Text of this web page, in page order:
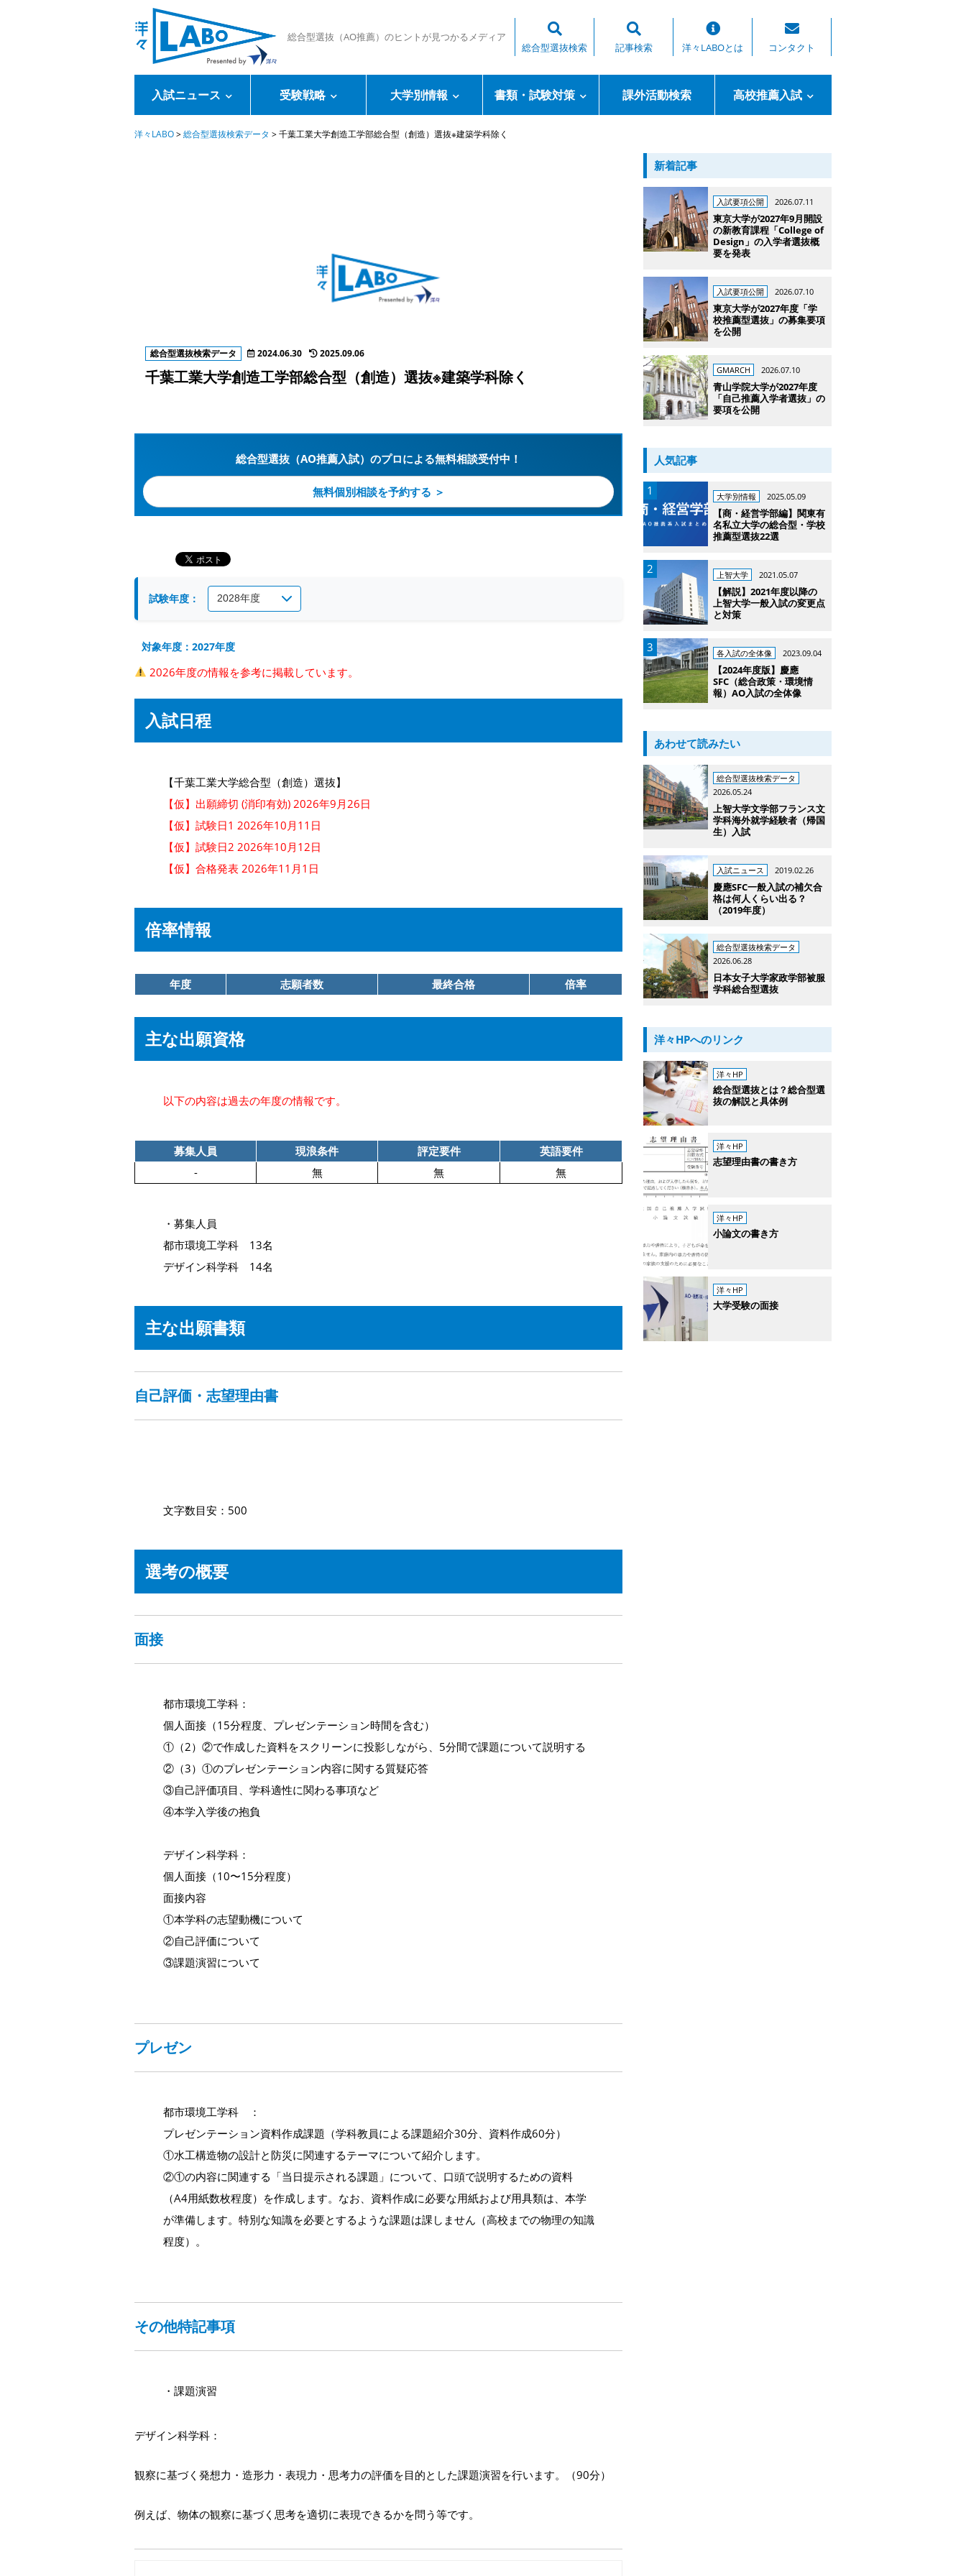
総合型選抜（AO推薦）のヒントが見つかるメディア
総合型選抜検索
記事検索 洋々LABOとは コンタクト
入試ニュース 受験戦略 大学別情報 書類・試験対策 課外活動検索 高校推薦入試
洋々LABO>総合型選抜検索データ >千葉工業大学創造工学部総合型（創造）選抜※建築学科除く
総合型選抜検索データ 2024.06.30 2025.09.06
千葉工業大学創造工学部総合型（創造）選抜※建築学科除く
総合型選抜（AO推薦入試）のプロによる無料相談受付中！
無料個別相談を予約する ＞
試験年度：
対象年度：2027年度
2026年度の情報を参考に掲載しています。
入試日程
【千葉工業大学総合型（創造）選抜】
【仮】出願締切 (消印有効) 2026年9月26日
【仮】試験日1 2026年10月11日
【仮】試験日2 2026年10月12日
【仮】合格発表 2026年11月1日
倍率情報
年度 志願者数 最終合格 倍率
主な出願資格
以下の内容は過去の年度の情報です。
募集人員 現浪条件 評定要件
英語要件
-
無 無 無
・募集人員
都市環境工学科 13名
デザイン科学科 14名
主な出願書類
自己評価・志望理由書
文字数目安：500
選考の概要
面接
都市環境工学科：
個人面接（15分程度、プレゼンテーション時間を含む）
①（2）②で作成した資料をスクリーンに投影しながら、5分間で課題について説明する
②（3）①のプレゼンテーション内容に関する質疑応答
③自己評価項目、学科適性に関わる事項など
④本学入学後の抱負
デザイン科学科：
個人面接（10〜15分程度）
面接内容
①本学科の志望動機について
②自己評価について
③課題演習について
プレゼン
都市環境工学科 ：
プレゼンテーション資料作成課題（学科教員による課題紹介30分、資料作成60分）
①水工構造物の設計と防災に関連するテーマについて紹介します。
②①の内容に関連する「当日提示される課題」について、口頭で説明するための資料
（A4用紙数枚程度）を作成します。なお、資料作成に必要な用紙および用具類は、本学
が準備します。特別な知識を必要とするような課題は課しません（高校までの物理の知識
程度）。
その他特記事項
・課題演習
デザイン科学科：
観察に基づく発想力・造形力・表現力・思考力の評価を目的とした課題演習を行います。（90分）
例えば、物体の観察に基づく思考を適切に表現できるかを問う等です。
新着記事
入試要項公開 2026.07.11
東京大学が2027年9月開設
の新教育課程「College of
Design」の入学者選抜概
要を発表
入試要項公開 2026.07.10
東京大学が2027年度「学
校推薦型選抜」の募集要項
を公開
GMARCH 2026.07.10
青山学院大学が2027年度
「自己推薦入学者選抜」の
要項を公開
人気記事
大学別情報 2025.05.09
【商・経営学部編】関東有
名私立大学の総合型・学校
推薦型選抜22選
上智大学 2021.05.07
【解説】2021年度以降の
上智大学一般入試の変更点
と対策
各入試の全体像 2023.09.04
【2024年度版】慶應
SFC（総合政策・環境情
報）AO入試の全体像
あわせて読みたい
総合型選抜検索データ
2026.05.24
上智大学文学部フランス文
学科海外就学経験者（帰国
生）入試
入試ニュース 2019.02.26
慶應SFC一般入試の補欠合
格は何人くらい出る？
（2019年度）
総合型選抜検索データ
2026.06.28
日本女子大学家政学部被服
学科総合型選抜
洋々HPへのリンク
洋々HP
総合型選抜とは？総合型選
抜の解説と具体例
洋々HP
志望理由書の書き方
洋々HP
小論文の書き方
洋々HP
大学受験の面接